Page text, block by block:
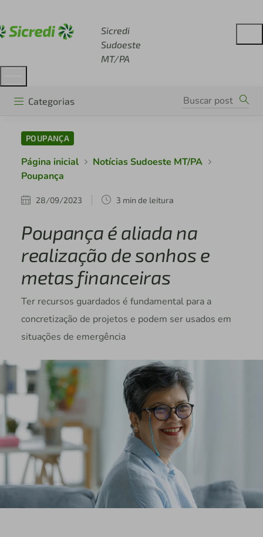
Sicredi
Sudoeste
MT/PA
Categorias
POUPANÇA
Página inicial
Notícias Sudoeste MT/PA
Poupança
28/09/2023 3 min de leitura
Poupança é aliada na
realização de sonhos e
metas financeiras
Ter recursos guardados é fundamental para a
concretização de projetos e podem ser usados em
situações de emergência